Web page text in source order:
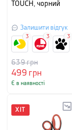
TOUCH, чорний
Залишити відгук
499грн
639грн
Є в наявності
3 3 3
ХІТ